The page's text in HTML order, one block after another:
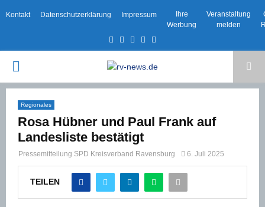
Kontakt Datenschutzerklärung Impressum
Ihre
Werbung
Veranstaltung
melden
Facebook
TwitterInstagram
Email
PRIMARY
MENU
Regionales
Rosa Hübner und Paul Frank auf
Landesliste bestätigt
Pressemitteilung SPD Kreisverband Ravensburg 6. Juli 2025
TEILEN